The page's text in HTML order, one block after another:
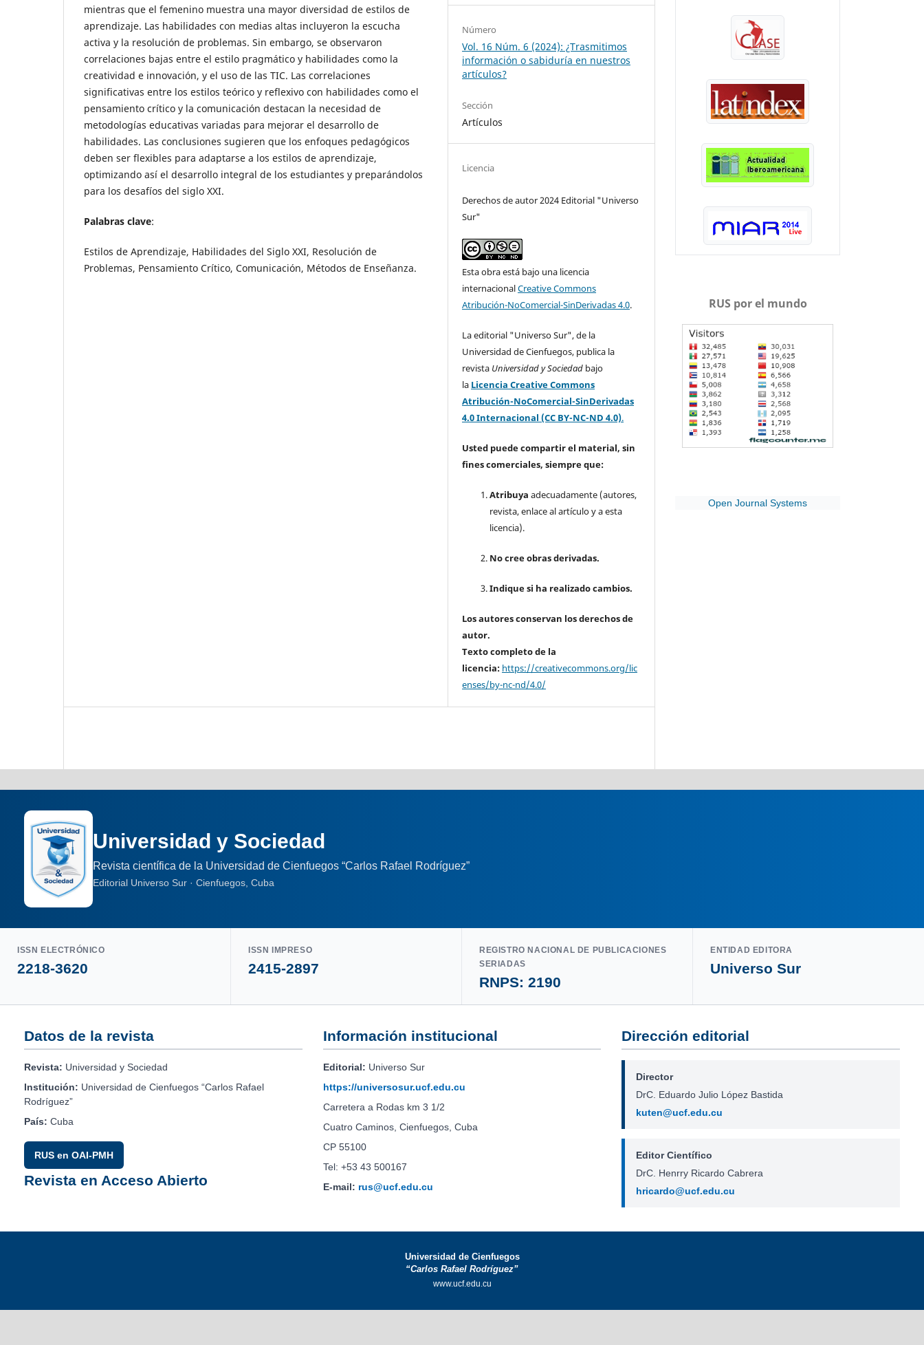
mientras que el femenino muestra una mayor diversidad de estilos de
aprendizaje. Las habilidades con medias altas incluyeron la escucha
activa y la resolución de problemas. Sin embargo, se observaron
correlaciones bajas entre el estilo pragmático y habilidades como la
creatividad e innovación, y el uso de las TIC. Las correlaciones
significativas entre los estilos teórico y reflexivo con habilidades como el
pensamiento crítico y la comunicación destacan la necesidad de
metodologías educativas variadas para mejorar el desarrollo de
habilidades. Las conclusiones sugieren que los enfoques pedagógicos
deben ser flexibles para adaptarse a los estilos de aprendizaje,
optimizando así el desarrollo integral de los estudiantes y preparándolos
para los desafíos del siglo XXI.
Palabras clave:
Estilos de Aprendizaje, Habilidades del Siglo XXI, Resolución de
Problemas, Pensamiento Crítico, Comunicación, Métodos de Enseñanza.
Número
Vol. 16 Núm. 6 (2024): ¿Trasmitimos
información o sabiduría en nuestros
artículos?
Sección
Artículos
Licencia
Derechos de autor 2024 Editorial "Universo
Sur"
Esta obra está bajo una licencia
internacionalCreative Commons
Atribución-NoComercial-SinDerivadas 4.0.
La editorial "Universo Sur", de la
Universidad de Cienfuegos, publica la
revista Universidad y Sociedad bajo
la Licencia Creative Commons
Atribución-NoComercial-SinDerivadas
4.0 Internacional (CC BY-NC-ND 4.0).
Usted puede compartir el material, sin
fines comerciales, siempre que:
Atribuya adecuadamente (autores,
revista, enlace al artículo y a esta
licencia).
No cree obras derivadas.
Indique si ha realizado cambios.
Los autores conservan los derechos de
autor.
Texto completo de la
licencia: https://creativecommons.org/lic
enses/by-nc-nd/4.0/
RUS por el mundo
Open Journal Systems
Universidad y Sociedad
Revista científica de la Universidad de Cienfuegos “Carlos Rafael Rodríguez”
Editorial Universo Sur · Cienfuegos, Cuba
ISSN ELECTRÓNICO
2218-3620
ISSN IMPRESO
2415-2897
REGISTRO NACIONAL DE PUBLICACIONES
SERIADAS
RNPS: 2190
ENTIDAD EDITORA
Universo Sur
Datos de la revista
Revista: Universidad y Sociedad
Institución: Universidad de Cienfuegos “Carlos Rafael
Rodríguez”
País: Cuba
RUS en OAI-PMH
Revista en Acceso Abierto
Información institucional
Editorial: Universo Sur
https://universosur.ucf.edu.cu
Carretera a Rodas km 3 1/2
Cuatro Caminos, Cienfuegos, Cuba
CP 55100
Tel: +53 43 500167
E-mail: rus@ucf.edu.cu
Dirección editorial
Director
DrC. Eduardo Julio López Bastida
kuten@ucf.edu.cu
Editor Científico
DrC. Henrry Ricardo Cabrera
hricardo@ucf.edu.cu
Universidad de Cienfuegos
“Carlos Rafael Rodríguez”
www.ucf.edu.cu